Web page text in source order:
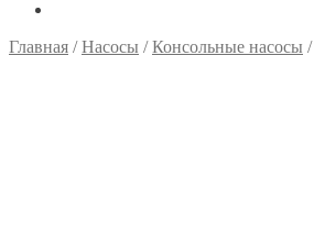
Главная /Насосы /Консольные насосы /